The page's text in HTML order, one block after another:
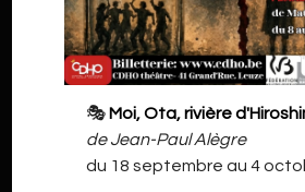
🎭 Moi, Ota, rivière
de Jean-Paul Alègre
du 18 septembre au 4